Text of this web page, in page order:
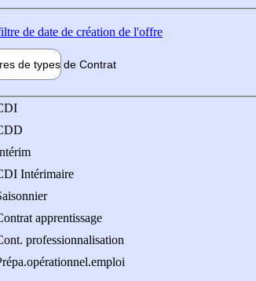
de date de création de l'offre
de types de Contrat
Intérimaire
apprentissage
professionnalisation